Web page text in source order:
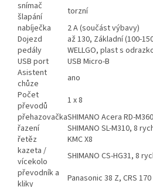
snímač
šlapání
torzní
nabíječka
2 A (součást výbavy)
Dojezd
až 130, Základní (100-
pedály
WELLGO, plast s
USB port
USB Micro-B
Asistent
chůze
ano
Počet
převodů
1 x 8
přehazovačkaSHIMANO Acera RD-
řazení
SHIMANO SL-M310, 8
řetěz
KMC X8
kazeta /
vícekolo
SHIMANO CS-HG31, 8
převodník a
kliky
Panasonic 38 Z, CRS